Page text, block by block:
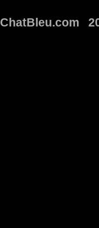
ChatBleu.com